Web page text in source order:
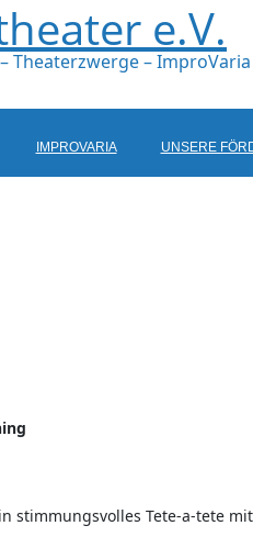
e.V.
Theaterzwerge – ImproVaria
IMPROVARIA UNSERE
stimmungsvolles Tete-a-tete